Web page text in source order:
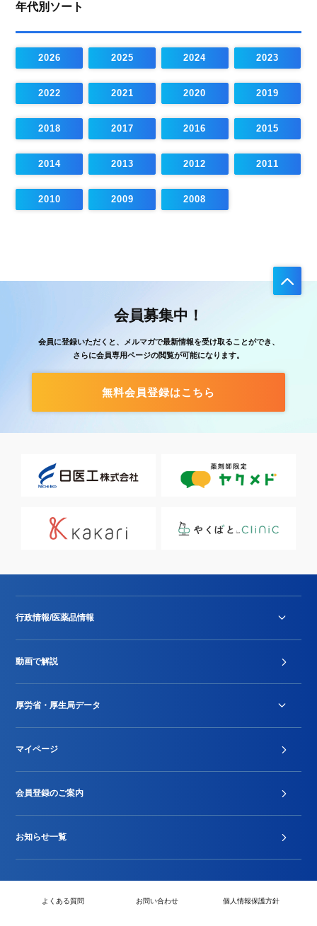
年代別ソート
2026 2025 2024 2023
2022 2021 2020 2019
2018 2017 2016 2015
2014 2013 2012 2011
2010 2009 2008
会員募集中！
会員に登録いただくと、メルマガで最新情報を受け取ることができ、
さらに会員専用ページの閲覧が可能になります。
無料会員登録はこちら
行政情報/医薬品情報
Stu-GEレポート
動画で解説
厚労省・厚生局データ
2024年度新設項目届出状況
マイページ
会員登録のご案内
お知らせ一覧
よくある質問 お問い合わせ 個人情報保護方針